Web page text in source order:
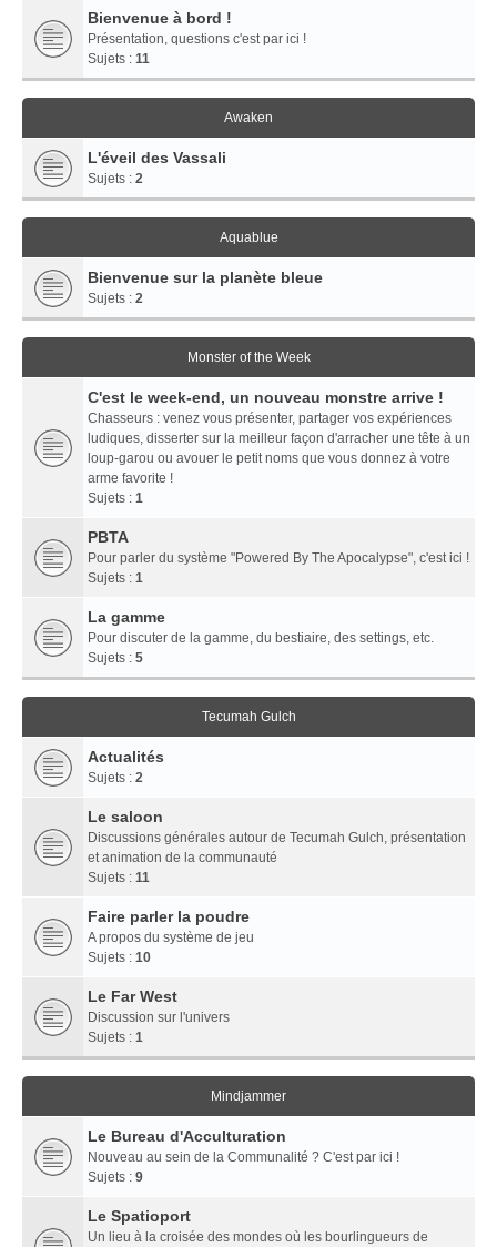
Bienvenue à bord !
Présentation, questions c'est par ici !
Sujets : 11
Awaken
L'éveil des Vassali
Sujets : 2
Aquablue
Bienvenue sur la planète bleue
Sujets : 2
Monster of the Week
C'est le week-end, un nouveau monstre arrive !
Chasseurs : venez vous présenter, partager vos expériences
ludiques, disserter sur la meilleur façon d'arracher une tête à un
loup-garou ou avouer le petit noms que vous donnez à votre
arme favorite !
Sujets : 1
PBTA
Pour parler du système "Powered By The Apocalypse", c'est ici !
Sujets : 1
La gamme
Pour discuter de la gamme, du bestiaire, des settings, etc.
Sujets : 5
Tecumah Gulch
Actualités
Sujets : 2
Le saloon
Discussions générales autour de Tecumah Gulch, présentation
et animation de la communauté
Sujets : 11
Faire parler la poudre
A propos du système de jeu
Sujets : 10
Le Far West
Discussion sur l'univers
Sujets : 1
Mindjammer
Le Bureau d'Acculturation
Nouveau au sein de la Communalité ? C'est par ici !
Sujets : 9
Le Spatioport
Un lieu à la croisée des mondes où les bourlingueurs de